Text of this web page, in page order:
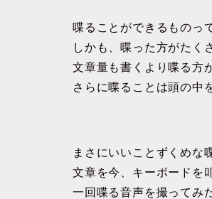
喋ることができるものっ
しかも、喋った方がたく
文章量も書くより喋る方
さらに喋ることは頭の中
まさにいいことずくめな
文章を今、キーボードを
一回喋る音声を撮ってみ